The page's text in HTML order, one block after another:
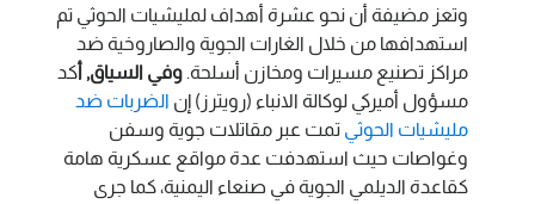
وتعز مضيفة أن نحو عشرة أهداف لمليشيات الحوثي تم
استهدافها من خلال الغارات الجوية والصاروخية ضد
مراكز تصنيع مسيرات ومخازن أسلحة. وفي السياق, أكد
مسؤول أميركي لوكالة الانباء (رويترز) إن الضربات ضد
مليشيات الحوثي تمت عبر مقاتلات جوية وسفن
وغواصات حيث استهدفت عدة مواقع عسكرية هامة
كقاعدة الديلمي الجوية في صنعاء اليمنية، كما جرى